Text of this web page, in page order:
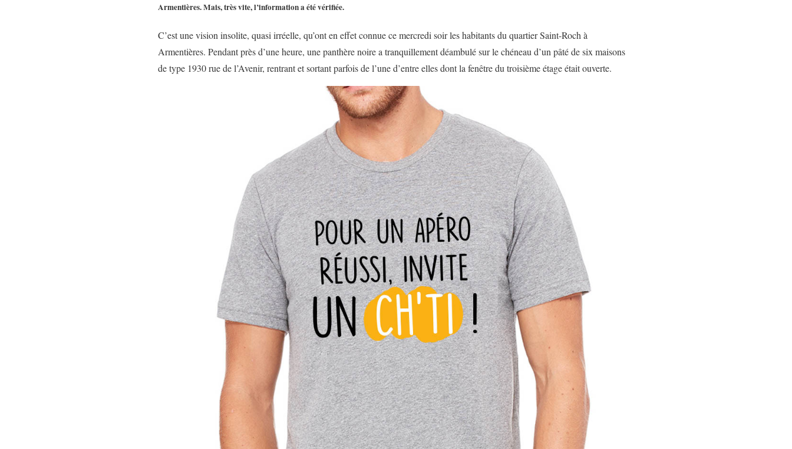
Armentières. Mais, très vite, l’information a été vérifiée.
C’est une vision insolite, quasi irréelle, qu’ont en effet connue ce mercredi soir les habitants du quartier Saint-Roch à
Armentières. Pendant près d’une heure, une panthère noire a tranquillement déambulé sur le chéneau d’un pâté de six maisons
de type 1930 rue de l’Avenir, rentrant et sortant parfois de l’une d’entre elles dont la fenêtre du troisième étage était ouverte.